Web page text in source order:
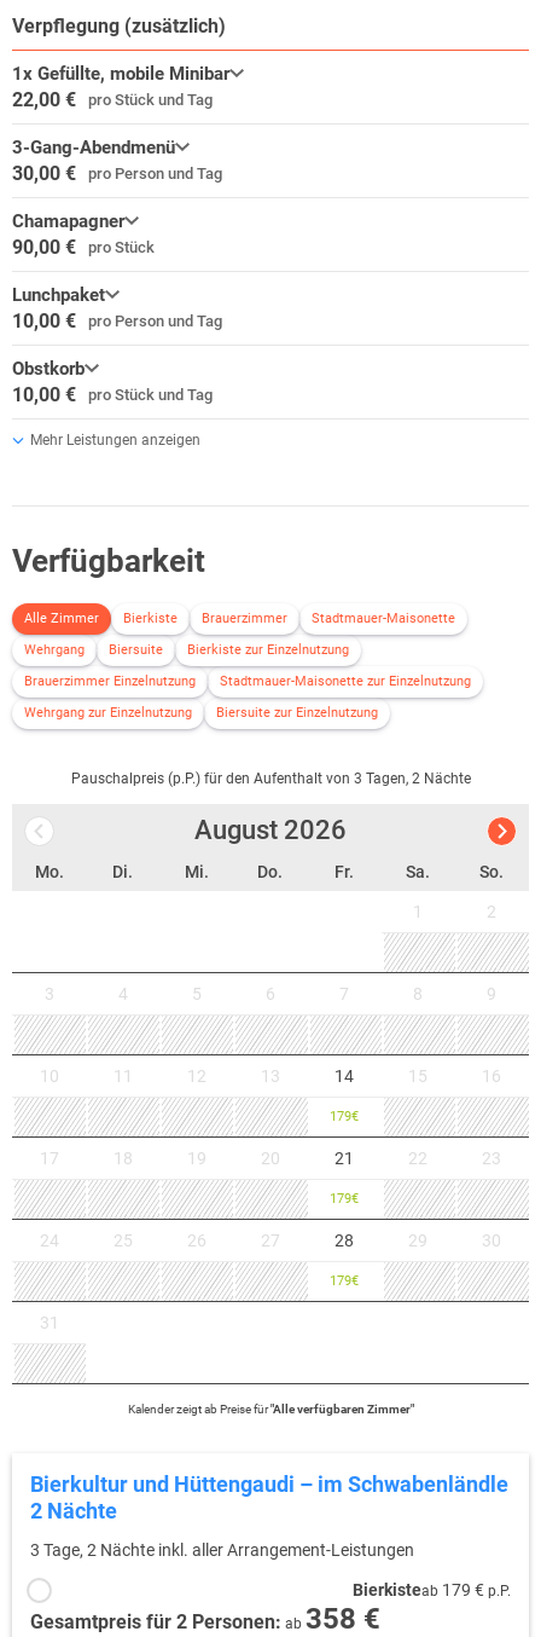
Verpflegung (zusätzlich)
1x Gefüllte, mobile Minibar
22,00 € pro Stück und Tag
3-Gang-Abendmenü
30,00 € pro Person und Tag
Chamapagner
90,00 € pro Stück
Lunchpaket
10,00 € pro Person und Tag
Obstkorb
10,00 € pro Stück und Tag
Mehr Leistungen anzeigen
Verfügbarkeit
Alle Zimmer Bierkiste Brauerzimmer
Stadtmauer-Maisonette
Wehrgang
Biersuite
Bierkiste zur Einzelnutzung
Brauerzimmer Einzelnutzung
Stadtmauer-Maisonette zur Einzelnutzung
Wehrgang zur Einzelnutzung
Biersuite zur Einzelnutzung
Pauschalpreis (p.P.) für den Aufenthalt von 3 Tagen, 2 Nächte
August 2026
Mo. Di. Mi. Do. Fr. Sa. So.
1 2
3 4 5 6 7 8 9
10 11 12 13 14
179€
15 16
17 18 19 20 21
179€
22 23
24 25 26 27 28
179€
29 30
31
Kalender zeigtab Preise für"Alle verfügbaren Zimmer"
Bierkultur und Hüttengaudi – im Schwabenländle
2 Nächte
3 Tage, 2 Nächte inkl. aller Arrangement-Leistungen
Bierkisteab 179 € p.P.
Gesamtpreis für 2 Personen: ab 358 €